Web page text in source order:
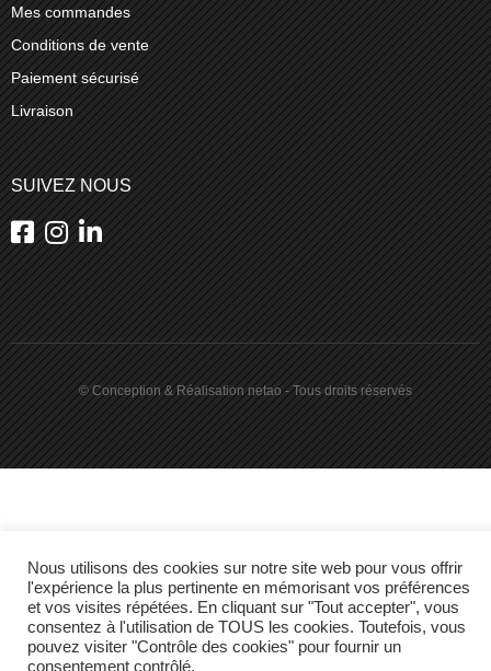
Mes commandes
Conditions de vente
Paiement sécurisé
Livraison
SUIVEZ NOUS
© Conception & Réalisation netao - Tous droits réservés
Nous utilisons des cookies sur notre site web pour vous offrir
l'expérience la plus pertinente en mémorisant vos préférences
et vos visites répétées. En cliquant sur "Tout accepter", vous
consentez à l'utilisation de TOUS les cookies. Toutefois, vous
pouvez visiter "Contrôle des cookies" pour fournir un
consentement contrôlé.